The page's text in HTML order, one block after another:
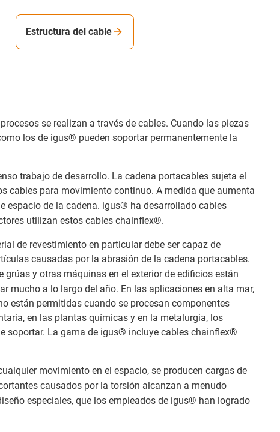
Estructura del cable
se realizan a través de cables. Cuando las piezas
los de igus® pueden soportar permanentemente la
trabajo de desarrollo. La cadena portacables sujeta el
cables para movimiento continuo. A medida que aumenta
espacio de la cadena. igus® ha desarrollado cables
utilizan estos cables chainflex®.
de revestimiento en particular debe ser capaz de
causadas por la abrasión de la cadena portacables.
grúas y otras máquinas en el exterior de edificios están
mucho a lo largo del año. En las aplicaciones en alta mar,
están permitidas cuando se procesan componentes
en las plantas químicas y en la metalurgia, los
soportar. La gama de igus® incluye cables chainflex®
movimiento en el espacio, se producen cargas de
causados por la torsión alcanzan a menudo
especiales, que los empleados de igus® han logrado